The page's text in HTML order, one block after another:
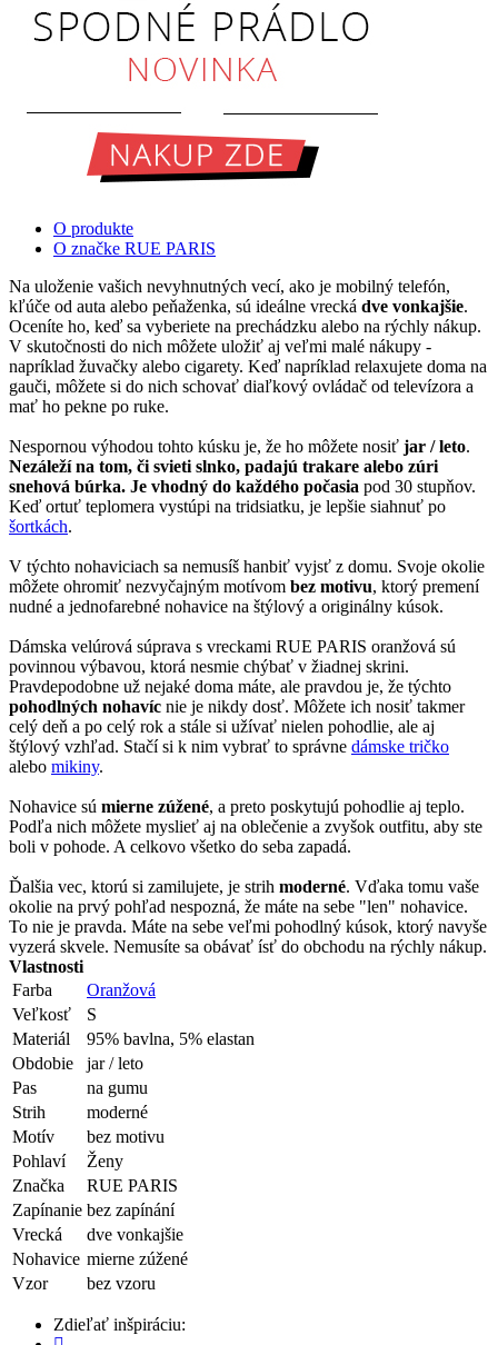
O produkte
O značke RUE PARIS
Na uloženie vašich nevyhnutných vecí, ako je mobilný telefón,
kľúče od auta alebo peňaženka, sú ideálne vrecká dve vonkajšie.
Oceníte ho, keď sa vyberiete na prechádzku alebo na rýchly nákup.
V skutočnosti do nich môžete uložiť aj veľmi malé nákupy -
napríklad žuvačky alebo cigarety. Keď napríklad relaxujete doma na
gauči, môžete si do nich schovať diaľkový ovládač od televízora a
mať ho pekne po ruke.
Nespornou výhodou tohto kúsku je, že ho môžete nosiť jar / leto.
Nezáleží na tom, či svieti slnko, padajú trakare alebo zúri
snehová búrka. Je vhodný do každého počasia pod 30 stupňov.
Keď ortuť teplomera vystúpi na tridsiatku, je lepšie siahnuť po
šortkách.
V týchto nohaviciach sa nemusíš hanbiť vyjsť z domu. Svoje okolie
môžete ohromiť nezvyčajným motívom bez motivu, ktorý premení
nudné a jednofarebné nohavice na štýlový a originálny kúsok.
Dámska velúrová súprava s vreckami RUE PARIS oranžová sú
povinnou výbavou, ktorá nesmie chýbať v žiadnej skrini.
Pravdepodobne už nejaké doma máte, ale pravdou je, že týchto
pohodlných nohavíc nie je nikdy dosť. Môžete ich nosiť takmer
celý deň a po celý rok a stále si užívať nielen pohodlie, ale aj
štýlový vzhľad. Stačí si k nim vybrať to správne dámske tričko
alebo mikiny.
Nohavice sú mierne zúžené, a preto poskytujú pohodlie aj teplo.
Podľa nich môžete myslieť aj na oblečenie a zvyšok outfitu, aby ste
boli v pohode. A celkovo všetko do seba zapadá.
Ďalšia vec, ktorú si zamilujete, je strih moderné. Vďaka tomu vaše
okolie na prvý pohľad nespozná, že máte na sebe "len" nohavice.
To nie je pravda. Máte na sebe veľmi pohodlný kúsok, ktorý navyše
vyzerá skvele. Nemusíte sa obávať ísť do obchodu na rýchly nákup.
Vlastnosti
Farba
Oranžová
Veľkosť
S
Materiál
95% bavlna, 5% elastan
Obdobie
jar / leto
Pas
na gumu
Strih
moderné
Motív
bez motivu
Pohlaví
Ženy
Značka
RUE PARIS
Zapínanie bez zapínání
Vrecká
dve vonkajšie
Nohavice mierne zúžené
Vzor
bez vzoru
Zdieľať inšpiráciu: